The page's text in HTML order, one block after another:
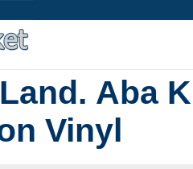
Aba
Vinyl